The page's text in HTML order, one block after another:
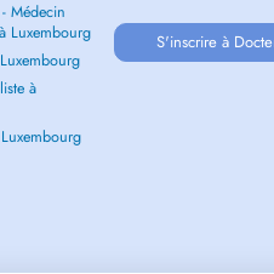
Médecin
Luxembourg
à
S'inscrire à